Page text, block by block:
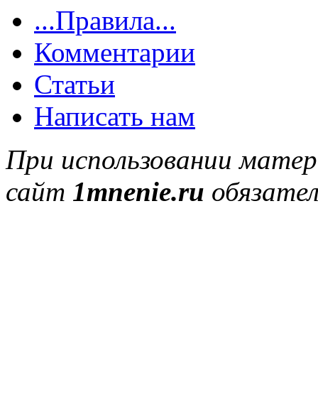
...Правила...
Комментарии
Статьи
Написать нам
При использовании
сайт 1mnenie.ru